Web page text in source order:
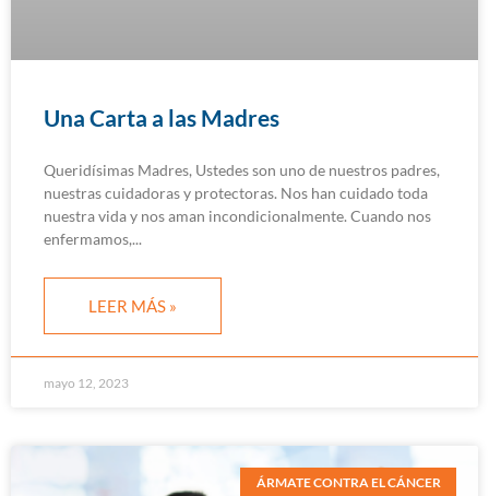
Una Carta a las Madres
Queridísimas Madres, Ustedes son uno de nuestros padres,
nuestras cuidadoras y protectoras. Nos han cuidado toda
nuestra vida y nos aman incondicionalmente. Cuando nos
enfermamos,
LEER MÁS »
mayo 12, 2023
ÁRMATE CONTRA EL CÁNCER